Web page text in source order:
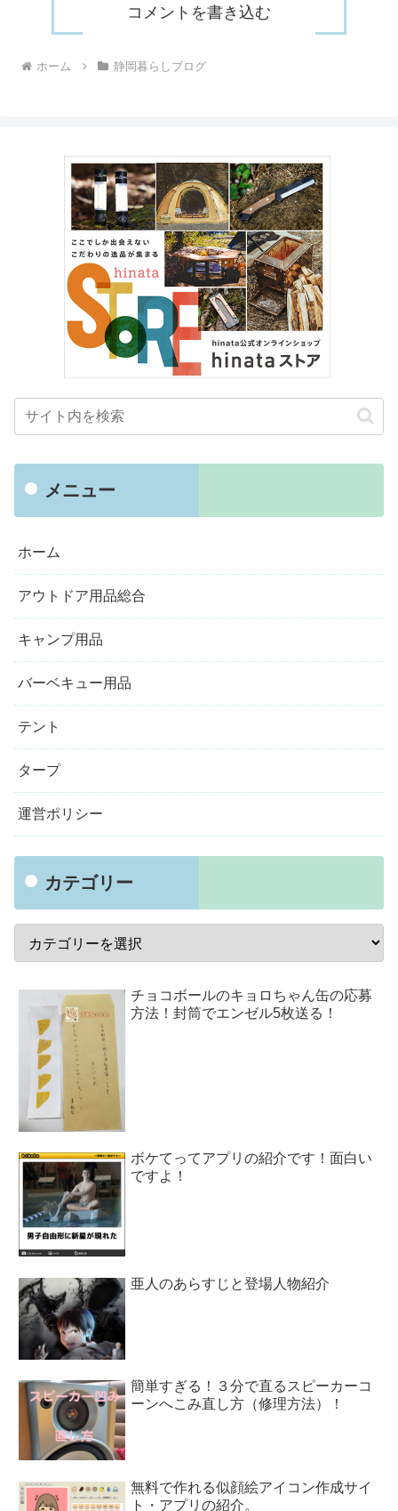
コメントを書き込む
ホーム 静岡暮らしブログ
メニュー
ホーム
アウトドア用品総合
キャンプ用品
バーベキュー用品
テント
タープ
運営ポリシー
カテゴリー
チョコボールのキョロちゃん缶の応募
方法！封筒でエンゼル5枚送る！
ボケてってアプリの紹介です！面白い
ですよ！
亜人のあらすじと登場人物紹介
簡単すぎる！３分で直るスピーカーコ
ーンへこみ直し方（修理方法）！
無料で作れる似顔絵アイコン作成サイ
ト・アプリの紹介。